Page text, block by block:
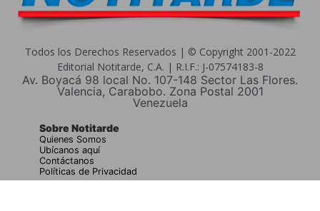
Todos los Derechos Reservados | © Copyright 2001-2022
Editorial Notitarde, C.A. | R.I.F.: J-07574183-8
Av. Boyacá 98 local No. 107-148 Sector Las Flores.
Valencia, Carabobo. Zona Postal 2001
Venezuela
Sobre Notitarde
Quienes Somos
Ubícanos aquí
Contáctanos
Políticas de Privacidad